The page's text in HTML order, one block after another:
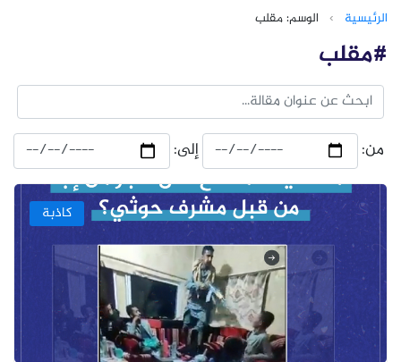
الرئيسية › الوسم: مقلب
#مقلب
من: إلى:
كاذبة